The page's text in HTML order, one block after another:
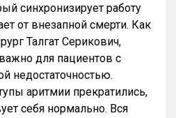
синхронизирует работу
от внезапной смерти. Как
Талгат Серикович,
для пациентов с
недостаточностью.
аритмии прекратились,
себя нормально. Вся